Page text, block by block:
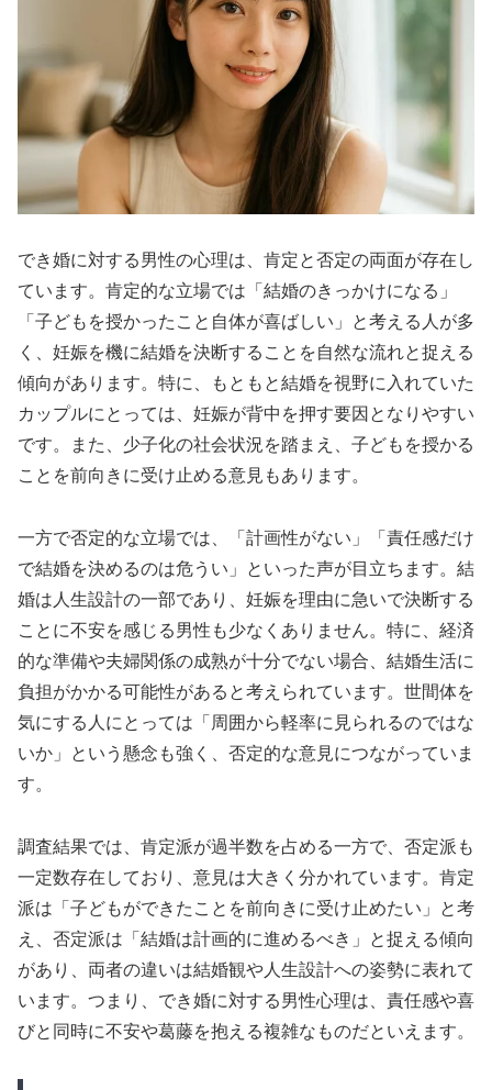
でき婚に対する男性の心理は、肯定と否定の両面が存在し
ています。肯定的な立場では「結婚のきっかけになる」
「子どもを授かったこと自体が喜ばしい」と考える人が多
く、妊娠を機に結婚を決断することを自然な流れと捉える
傾向があります。特に、もともと結婚を視野に入れていた
カップルにとっては、妊娠が背中を押す要因となりやすい
です。また、少子化の社会状況を踏まえ、子どもを授かる
ことを前向きに受け止める意見もあります。
一方で否定的な立場では、「計画性がない」「責任感だけ
で結婚を決めるのは危うい」といった声が目立ちます。結
婚は人生設計の一部であり、妊娠を理由に急いで決断する
ことに不安を感じる男性も少なくありません。特に、経済
的な準備や夫婦関係の成熟が十分でない場合、結婚生活に
負担がかかる可能性があると考えられています。世間体を
気にする人にとっては「周囲から軽率に見られるのではな
いか」という懸念も強く、否定的な意見につながっていま
す。
調査結果では、肯定派が過半数を占める一方で、否定派も
一定数存在しており、意見は大きく分かれています。肯定
派は「子どもができたことを前向きに受け止めたい」と考
え、否定派は「結婚は計画的に進めるべき」と捉える傾向
があり、両者の違いは結婚観や人生設計への姿勢に表れて
います。つまり、でき婚に対する男性心理は、責任感や喜
びと同時に不安や葛藤を抱える複雑なものだといえます。